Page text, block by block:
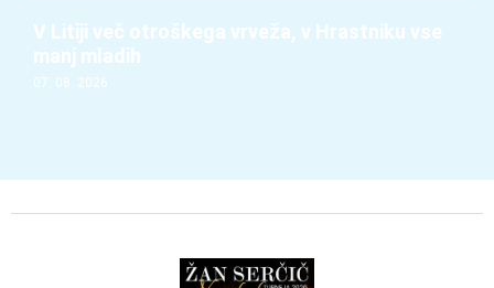
V Litiji več otroškega vrveža, v Hrastniku vse
manj mladih
07. 08. 2026